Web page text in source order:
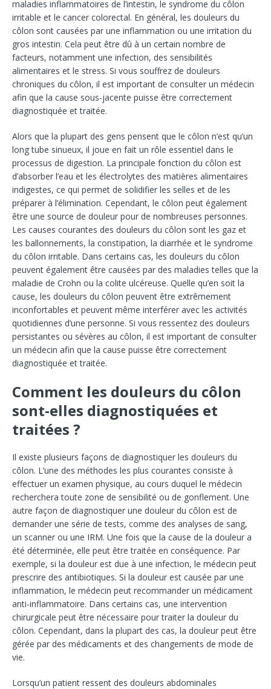
maladies inflammatoires de l’intestin, le syndrome du côlon
irritable et le cancer colorectal. En général, les douleurs du
côlon sont causées par une inflammation ou une irritation du
gros intestin. Cela peut être dû à un certain nombre de
facteurs, notamment une infection, des sensibilités
alimentaires et le stress. Si vous souffrez de douleurs
chroniques du côlon, il est important de consulter un médecin
afin que la cause sous-jacente puisse être correctement
diagnostiquée et traitée.
Alors que la plupart des gens pensent que le côlon n’est qu’un
long tube sinueux, il joue en fait un rôle essentiel dans le
processus de digestion. La principale fonction du côlon est
d’absorber l’eau et les électrolytes des matières alimentaires
indigestes, ce qui permet de solidifier les selles et de les
préparer à l’élimination. Cependant, le côlon peut également
être une source de douleur pour de nombreuses personnes.
Les causes courantes des douleurs du côlon sont les gaz et
les ballonnements, la constipation, la diarrhée et le syndrome
du côlon irritable. Dans certains cas, les douleurs du côlon
peuvent également être causées par des maladies telles que la
maladie de Crohn ou la colite ulcéreuse. Quelle qu’en soit la
cause, les douleurs du côlon peuvent être extrêmement
inconfortables et peuvent même interférer avec les activités
quotidiennes d’une personne. Si vous ressentez des douleurs
persistantes ou sévères au côlon, il est important de consulter
un médecin afin que la cause puisse être correctement
diagnostiquée et traitée.
Comment les douleurs du côlon
sont-elles diagnostiquées et
traitées ?
Il existe plusieurs façons de diagnostiquer les douleurs du
côlon. L’une des méthodes les plus courantes consiste à
effectuer un examen physique, au cours duquel le médecin
recherchera toute zone de sensibilité ou de gonflement. Une
autre façon de diagnostiquer une douleur du côlon est de
demander une série de tests, comme des analyses de sang,
un scanner ou une IRM. Une fois que la cause de la douleur a
été déterminée, elle peut être traitée en conséquence. Par
exemple, si la douleur est due à une infection, le médecin peut
prescrire des antibiotiques. Si la douleur est causée par une
inflammation, le médecin peut recommander un médicament
anti-inflammatoire. Dans certains cas, une intervention
chirurgicale peut être nécessaire pour traiter la douleur du
côlon. Cependant, dans la plupart des cas, la douleur peut être
gérée par des médicaments et des changements de mode de
vie.
Lorsqu’un patient ressent des douleurs abdominales